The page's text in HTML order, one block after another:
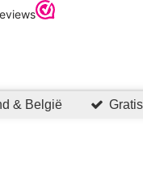
& België